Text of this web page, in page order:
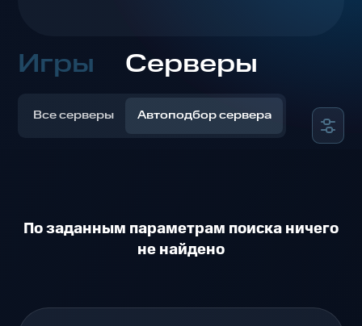
Игры Серверы
Все серверы Автоподбор сервера
По заданным параметрам поиска ничего
не найдено